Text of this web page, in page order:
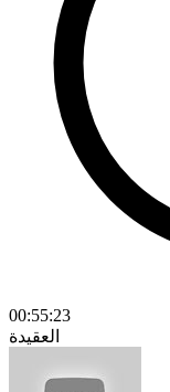
00:55:23
العقيدة